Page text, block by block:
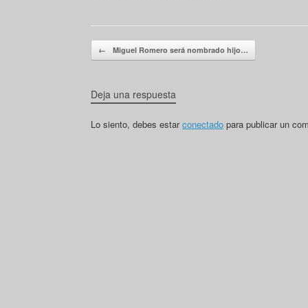
Navegador de artículos
← Miguel Romero será nombrado hijo…
Deja una respuesta
Lo siento, debes estarconectado para publicar un